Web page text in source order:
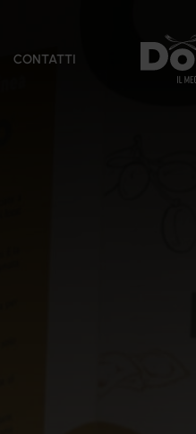
CONTATTI